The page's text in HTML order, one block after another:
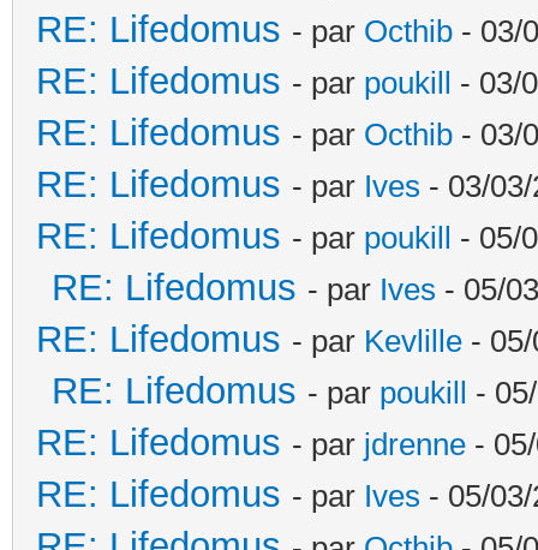
RE: Lifedomus - par Octhib - 03/
RE: Lifedomus - par poukill - 03/
RE: Lifedomus - par Octhib - 03/
RE: Lifedomus - par Ives - 03/
RE: Lifedomus - par poukill - 05/
RE: Lifedomus - par Ives - 05/
RE: Lifedomus - par Kevlille -
RE: Lifedomus - par poukill -
RE: Lifedomus - par jdrenne -
RE: Lifedomus - par Ives - 05/